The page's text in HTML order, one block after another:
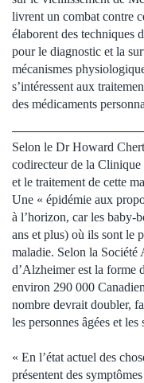
livrent un combat contre
élaborent des techniques
pour le diagnostic et la
mécanismes
s’intéressent aux
des médicaments
Selon le Dr Howard
codirecteur de la
et le traitement de cette
Une « épidémie aux
à l’horizon, car les baby-
ans et plus) où ils sont le
maladie. Selon la Société
d’Alzheimer est la forme
environ 290 000
nombre devrait doubler,
les personnes âgées et les
« En l’état actuel des
présentent des